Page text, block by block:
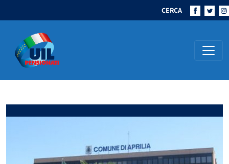
CERCA
Navigazione principale